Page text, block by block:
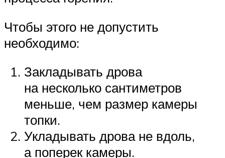
Чтобы этого не допустить
необходимо:
Закладывать дрова
на несколько сантиметров
меньше, чем размер камеры
топки.
Укладывать дрова не вдоль,
а поперек камеры.